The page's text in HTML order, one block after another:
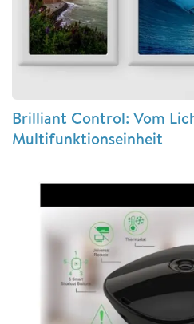
Brilliant Control: Vom
Multifunktionseinheit